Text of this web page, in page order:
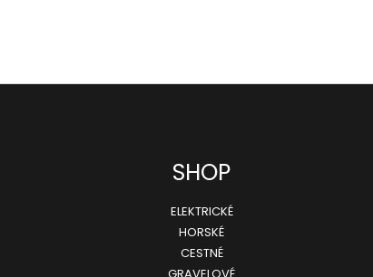
SHOP
ELEKTRICKÉ
HORSKÉ
CESTNÉ
GRAVELOVÉ